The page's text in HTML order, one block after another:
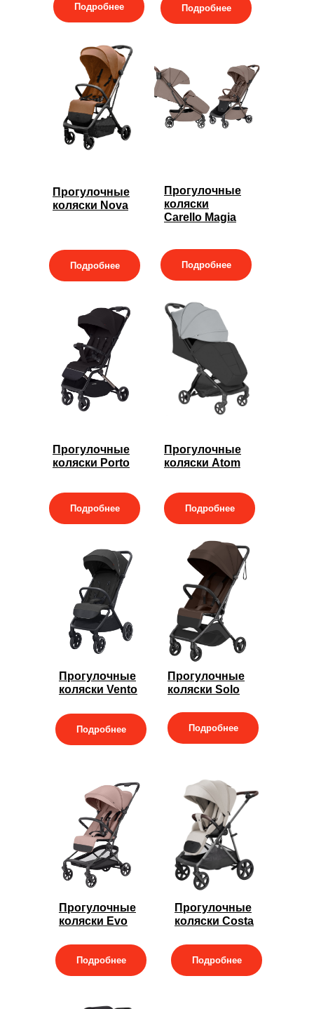
Подробнее Подробнее
Прогулочные
коляски
Carello Magia
Подробнее
Прогулочные
коляски Vento
Подробнее
Прогулочные
коляски Evo
Подробнее
Прогулочные
коляски Costa
Подробнее
Прогулочные
коляски Solo
Подробнее
Прогулочные
коляски Atom
Подробнее
Прогулочные
коляски Nova
Подробнее
Подробнее
Прогулочные
коляски Porto